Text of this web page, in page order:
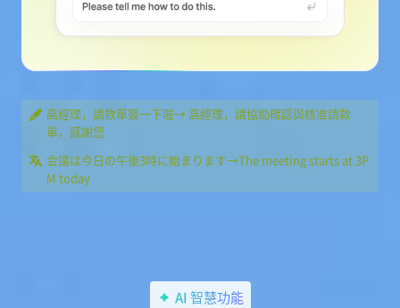
高經理，請款單簽一下喔→ 高經理，請協助確認與核准請款
單，感謝您
会議は今日の午後3時に始まります→The meeting starts at 3P
M today
AI 智慧功能